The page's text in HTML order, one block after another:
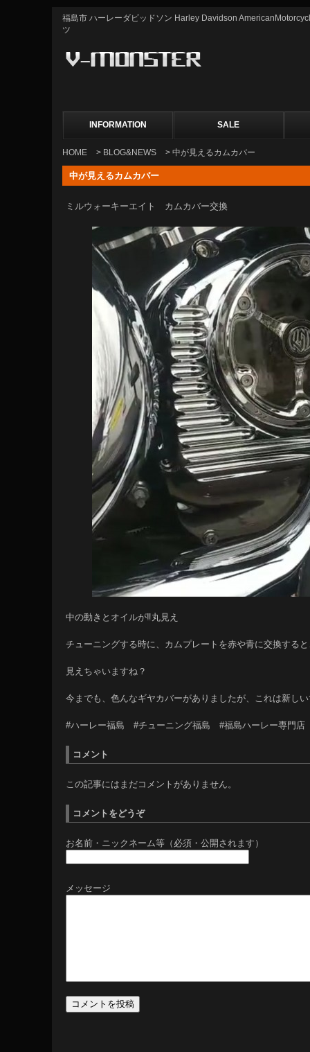
福島市 ハーレーダビッドソン Harley Davidson
ツ
INFORMATION SALE
HOME > BLOG&NEWS > 中が見えるカムカバー
中が見えるカムカバー
ミルウォーキーエイト カムカバー交換
中の動きとオイルが‼️丸見え
チューニングする時に、カムプレートを赤や青に交換する
見えちゃいますね？
今までも、色んなギヤカバーがありましたが、これは新し
#ハーレー福島 #チューニング福島 #福島ハーレー専門店
コメント
この記事にはまだコメントがありません。
コメントをどうぞ
お名前・ニックネーム等（必須・公開されます）
メッセージ